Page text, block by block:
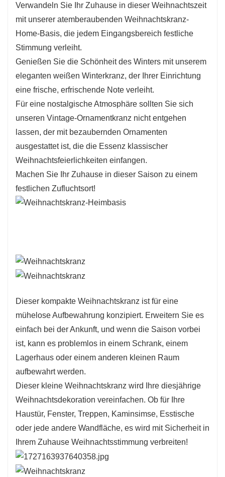
Schrank, einem Lagerhaus oder einem anderen
kleinen Raum aufbewahrt werden.
Weihnachtsschmuck:Dieser kleine
Weihnachtskranz wird Ihre diesjährige
Weihnachtsdekoration vereinfachen. Ob für Ihre
Haustür, Fenster, Treppen, Kaminsimse,
Esstische oder jede andere Wandfläche, es wird
mit Sicherheit in Ihrem Zuhause
Weihnachtsstimmung verbreiten!
Verwandeln Sie Ihr Zuhause in dieser Weihnachtszeit
mit unserer atemberaubenden Weihnachtskranz-
Home-Basis, die jedem Eingangsbereich festliche
Stimmung verleiht.
Genießen Sie die Schönheit des Winters mit unserem
eleganten weißen Winterkranz, der Ihrer Einrichtung
eine frische, erfrischende Note verleiht.
Für eine nostalgische Atmosphäre sollten Sie sich
unseren Vintage-Ornamentkranz nicht entgehen
lassen, der mit bezaubernden Ornamenten
ausgestattet ist, die die Essenz klassischer
Weihnachtsfeierlichkeiten einfangen.
Machen Sie Ihr Zuhause in dieser Saison zu einem
festlichen Zufluchtsort!
Dieser kompakte Weihnachtskranz ist für eine
mühelose Aufbewahrung konzipiert. Erweitern Sie es
einfach bei der Ankunft, und wenn die Saison vorbei
ist, kann es problemlos in einem Schrank, einem
Lagerhaus oder einem anderen kleinen Raum
aufbewahrt werden.
Dieser kleine Weihnachtskranz wird Ihre diesjährige
Weihnachtsdekoration vereinfachen. Ob für Ihre
Haustür, Fenster, Treppen, Kaminsimse, Esstische
oder jede andere Wandfläche, es wird mit Sicherheit in
Ihrem Zuhause Weihnachtsstimmung verbreiten!